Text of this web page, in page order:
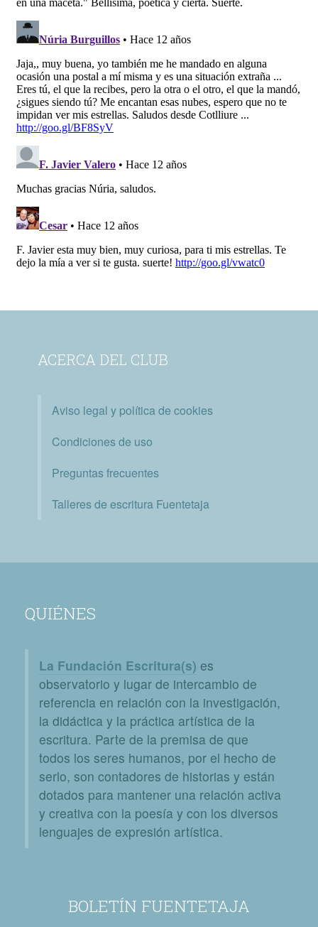
ACERCA DEL CLUB
Aviso legal y política de cookies
Condiciones de uso
Preguntas frecuentes
Talleres de escritura Fuentetaja
QUIÉNES
La Fundación Escritura(s) es
observatorio y lugar de intercambio de
referencia en relación con la investigación,
la didáctica y la práctica artística de la
escritura. Parte de la premisa de que
todos los seres humanos, por el hecho de
serlo, son contadores de historias y están
dotados para mantener una relación activa
y creativa con la poesía y con los diversos
lenguajes de expresión artística.
BOLETÍN FUENTETAJA